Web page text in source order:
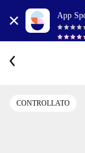
App
CONTROLLATO